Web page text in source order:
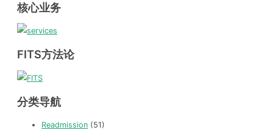
核心业务
FITS方法论
分类导航
Readmission (51)